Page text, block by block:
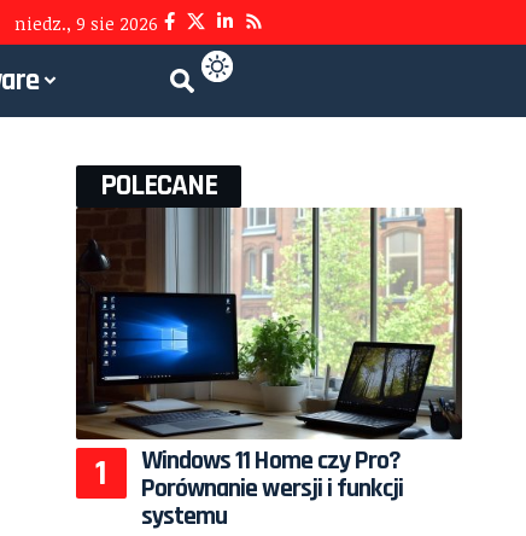
niedz., 9 sie 2026
POLECANE
Windows 11 Home czy Pro?
Porównanie wersji i funkcji
systemu